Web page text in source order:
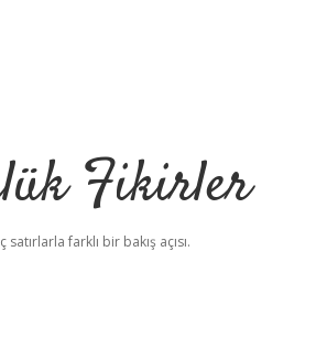
Fikirler
satırlarla farklı bir bakış açısı.